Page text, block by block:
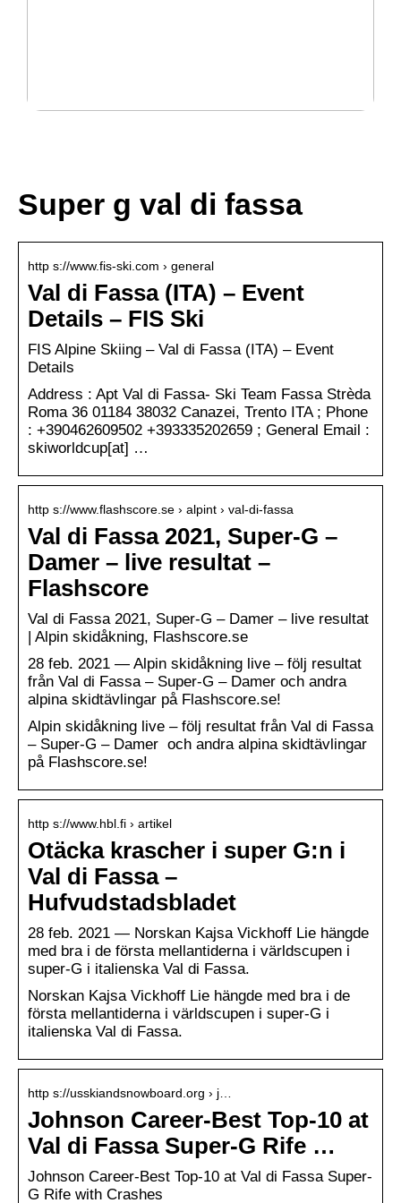
Super g val di fassa
http s://www.fis-ski.com › general
Val di Fassa (ITA) – Event
Details – FIS Ski
FIS Alpine Skiing – Val di Fassa (ITA) – Event
Details
Address : Apt Val di Fassa- Ski Team Fassa Strèda
Roma 36 01184 38032 Canazei, Trento ITA ; Phone
: +390462609502 +393335202659 ; General Email :
skiworldcup[at] …
http s://www.flashscore.se › alpint › val-di-fassa
Val di Fassa 2021, Super-G –
Damer – live resultat –
Flashscore
Val di Fassa 2021, Super-G – Damer – live resultat
| Alpin skidåkning, Flashscore.se
28 feb. 2021 — Alpin skidåkning live – följ resultat
från Val di Fassa – Super-G – Damer och andra
alpina skidtävlingar på Flashscore.se!
Alpin skidåkning live – följ resultat från Val di Fassa
– Super-G – Damer och andra alpina skidtävlingar
på Flashscore.se!
http s://www.hbl.fi › artikel
Otäcka krascher i super G:n i
Val di Fassa –
Hufvudstadsbladet
28 feb. 2021 — Norskan Kajsa Vickhoff Lie hängde
med bra i de första mellantiderna i världscupen i
super-G i italienska Val di Fassa.
Norskan Kajsa Vickhoff Lie hängde med bra i de
första mellantiderna i världscupen i super-G i
italienska Val di Fassa.
http s://usskiandsnowboard.org › j…
Johnson Career-Best Top-10 at
Val di Fassa Super-G Rife …
Johnson Career-Best Top-10 at Val di Fassa Super-
G Rife with Crashes